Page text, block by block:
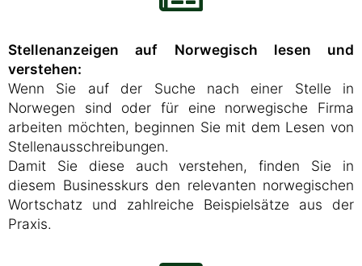
Stellenanzeigen auf Norwegisch lesen und
verstehen:
Wenn Sie auf der Suche nach einer Stelle in
Norwegen sind oder für eine norwegische Firma
arbeiten möchten, beginnen Sie mit dem Lesen von
Stellenausschreibungen.
Damit Sie diese auch verstehen, finden Sie in
diesem Businesskurs den relevanten norwegischen
Wortschatz und zahlreiche Beispielsätze aus der
Praxis.